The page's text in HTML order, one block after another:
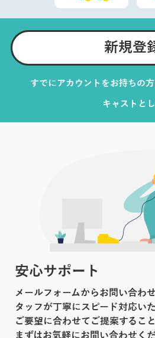
新規登
すでにアカウントをお持ちの
キャストと
安心サポート
メールフォームからお問い合わ
タッフが丁寧にスピード対応いた
ご要望に合わせてご提案すること
まずはお気軽にお問い合わせくだ